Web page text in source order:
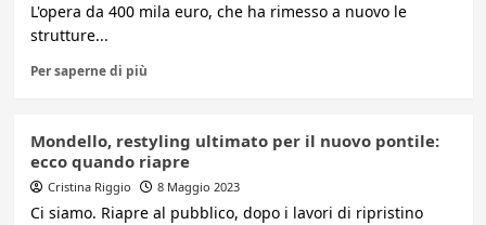
L'opera da 400 mila euro, che ha rimesso a nuovo le
strutture...
Per saperne di più
Mondello, restyling ultimato per il nuovo pontile:
ecco quando riapre
Cristina Riggio 8 Maggio 2023
Ci siamo. Riapre al pubblico, dopo i lavori di ripristino